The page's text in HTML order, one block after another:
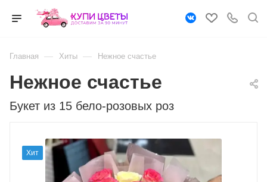
Главная — Хиты — Нежное счастье
Букет из 15 бело-розовых роз
Нежное счастье
Хит